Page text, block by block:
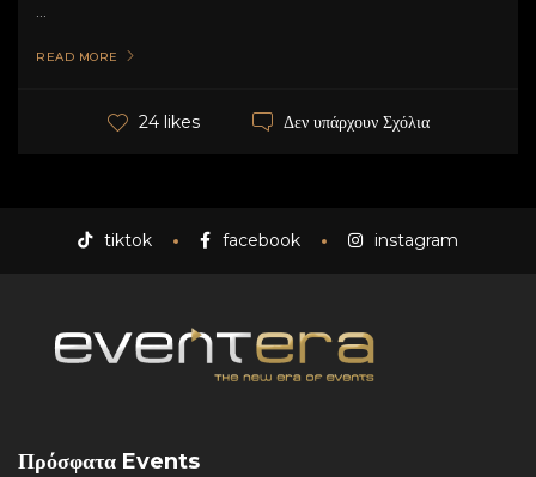
...
READ MORE
24 likes Δεν υπάρχουν Σχόλια
tiktok facebook instagram
Πρόσφατα Events